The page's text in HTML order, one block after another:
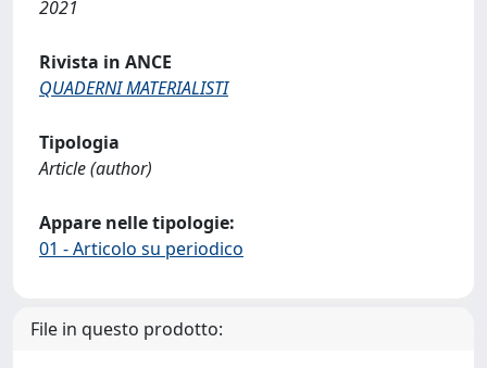
2021
Rivista in ANCE
QUADERNI MATERIALISTI
Tipologia
Article (author)
Appare nelle tipologie:
01 - Articolo su periodico
File in questo prodotto: